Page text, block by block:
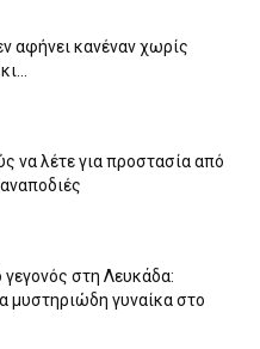
αφήνει κανέναν χωρίς
να λέτε για προστασία από
γεγονός στη Λευκάδα:
μυστηριώδη γυναίκα στο